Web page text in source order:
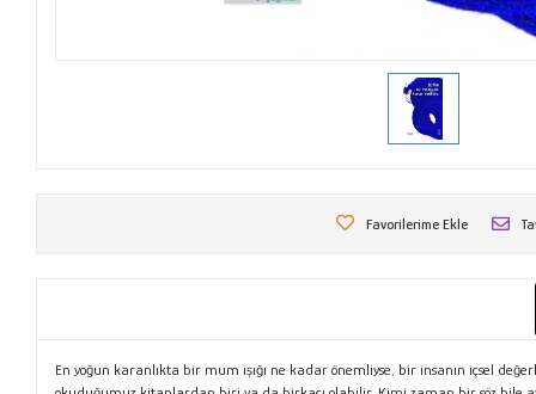
Favorilerime Ekle
En yoğun karanlıkta bir mum ışığı ne kadar önemliyse, bir insanın içsel